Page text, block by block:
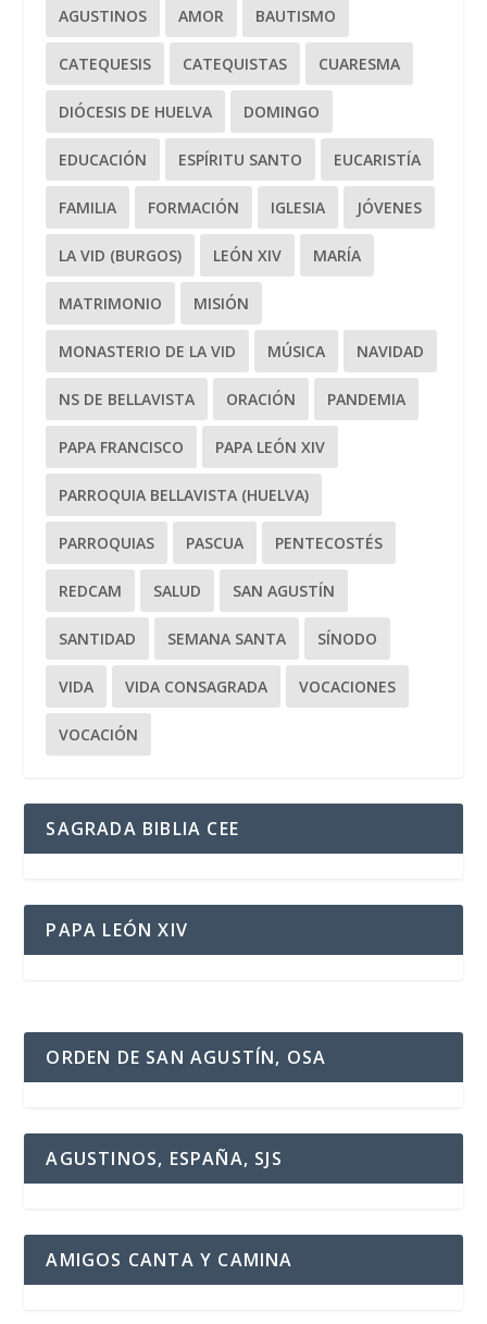
AGUSTINOS AMOR BAUTISMO
CATEQUESIS CATEQUISTAS CUARESMA
DIÓCESIS DE HUELVA DOMINGO
EDUCACIÓN ESPÍRITU SANTO EUCARISTÍA
FAMILIA FORMACIÓN IGLESIA JÓVENES
LA VID (BURGOS) LEÓN XIV MARÍA
MATRIMONIO MISIÓN
MONASTERIO DE LA VID MÚSICA NAVIDAD
NS DE BELLAVISTA ORACIÓN PANDEMIA
PAPA FRANCISCO PAPA LEÓN XIV
PARROQUIA BELLAVISTA (HUELVA)
PARROQUIAS PASCUA PENTECOSTÉS
REDCAM SALUD SAN AGUSTÍN
SANTIDAD SEMANA SANTA SÍNODO
VIDA VIDA CONSAGRADA VOCACIONES
VOCACIÓN
SAGRADA BIBLIA CEE
PAPA LEÓN XIV
ORDEN DE SAN AGUSTÍN, OSA
AGUSTINOS, ESPAÑA, SJS
AMIGOS CANTA Y CAMINA